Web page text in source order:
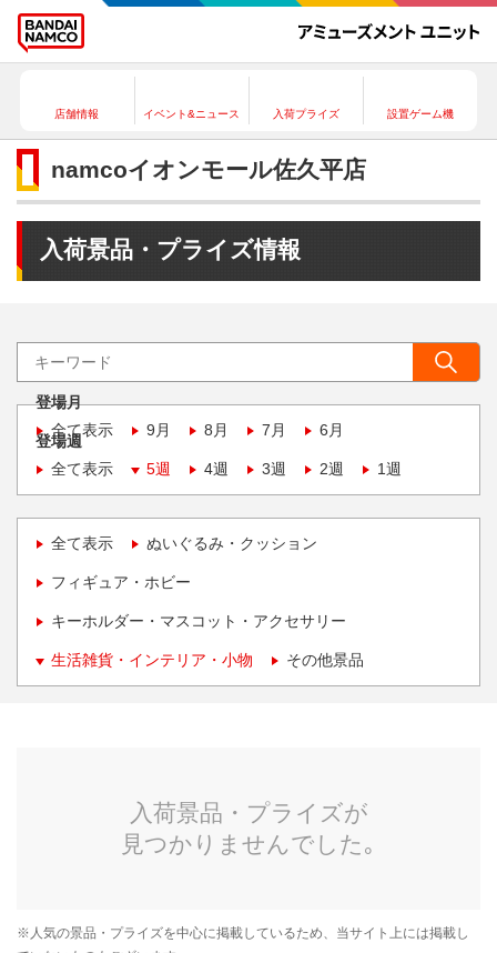
店舗情報 イベント&ニュース 入荷プライズ 設置ゲーム機
namcoイオンモール佐久平店
入荷景品・プライズ情報
登場月
全て表示
9月 8月 7月 6月
登場週
全て表示
5週 4週 3週 2週 1週
全て表示 ぬいぐるみ・クッション
フィギュア・ホビー
キーホルダー・マスコット・アクセサリー
生活雑貨・インテリア・小物 その他景品